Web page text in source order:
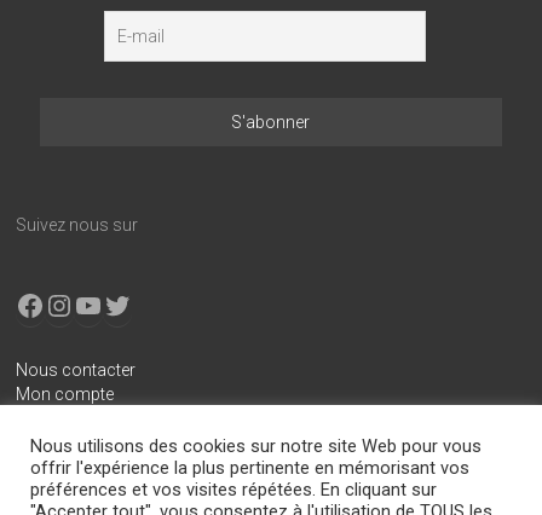
Suivez nous sur
Facebook
Instagram
YouTube
X
Nous contacter
Mon compte
Conditions générales de vente
Mentions légales
Politique de confidentialité
Nous utilisons des cookies sur notre site Web pour vous
offrir l'expérience la plus pertinente en mémorisant vos
préférences et vos visites répétées. En cliquant sur